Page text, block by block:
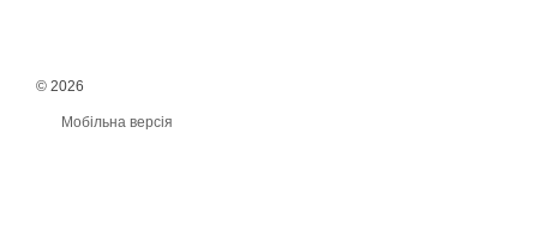
© 2026
Мобільна версія